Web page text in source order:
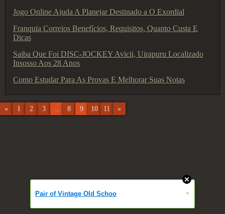
Jogo Online Ajuda A Planejar Destinado a O Exordial
Franquia Correios Benefícios, Requisitos, Quanto Custa E
Dicas
Saiba Que Foi DISC-JOCKEY Avicii, Uirapuru Localizado
Insosso Aos 28 Anos
Como Estudar Para As Provas E Melhorar Suas Notas
« 1 2 3 ... 8 9 10 11 »
Pair of Vintage Old Schoo »